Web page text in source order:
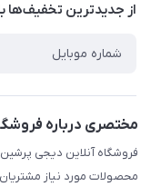
درباره ما
راهنما
از جدید‌ترین تخفیف‌ها
مختصری درباره
فروشگاه آنلاین دیجی
محصولات مورد نیاز